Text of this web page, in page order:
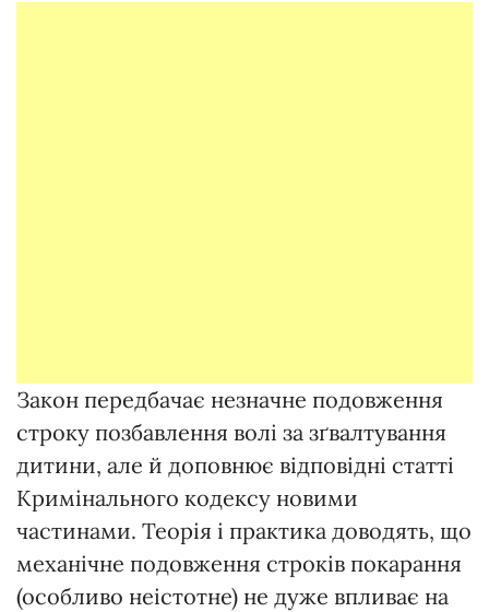
Закон передбачає незначне подовження
строку позбавлення волі за зґвалтування
дитини, але й доповнює відповідні статті
Кримінального кодексу новими
частинами. Теорія і практика доводять, що
механічне подовження строків покарання
(особливо неістотне) не дуже впливає на